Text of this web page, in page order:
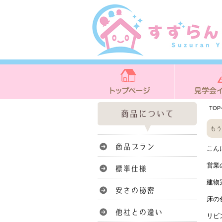
TOP
も
こん
営業
建物
床の
リ